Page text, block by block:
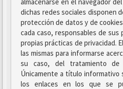
dichas redes sociales disponen
protección de datos y de
cada caso, responsables de
propias prácticas de privacidad.
las mismas para informarse
su caso, del tratamiento de
Únicamente a título informativo
los enlaces en los que se